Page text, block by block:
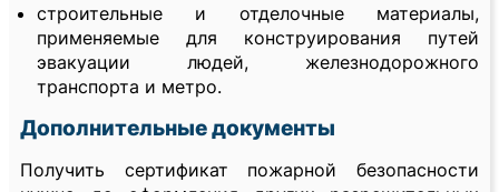
строительные и отделочные материалы,
применяемые для конструирования путей
эвакуации людей, железнодорожного
транспорта и метро.
Дополнительные документы
Получить сертификат пожарной безопасности